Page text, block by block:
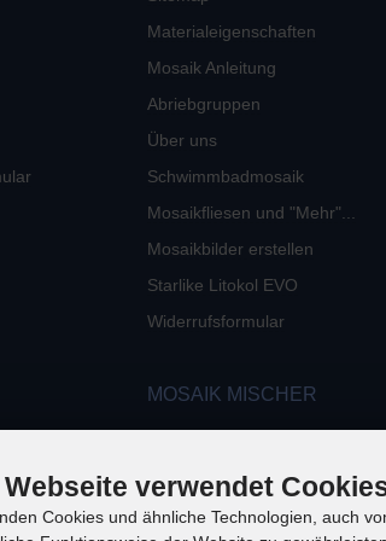
Materialeigenschaften
Mosaik Anleitung
Abriebgruppen
Über uns
Schwimmbadmosaik
Mosaikfliesen und "Mehr"...
Mosaikbilder erstellen
Starlike Litokol EVO
Widerrufsformular
MOSAIK MISCHER
Webseite verwendet
Cookies und ähnliche Technologien, auch